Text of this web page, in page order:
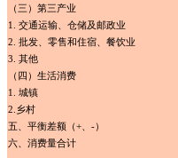
（三）第三产业
1. 交通运输、仓储及邮政业
2. 批发、零售和住宿、餐饮业
3. 其他
（四）生活消费
1. 城镇
2.乡村
五、平衡差额（+、-）
六、消费量合计